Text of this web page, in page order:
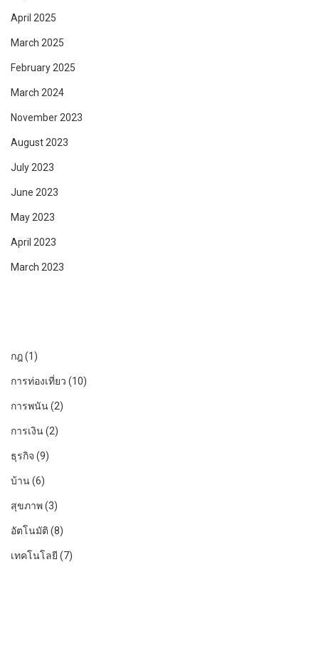
April 2025
March 2025
February 2025
March 2024
November 2023
August 2023
July 2023
June 2023
May 2023
April 2023
March 2023
กฎ(1)
การท่องเที่ยว (10)
การพนัน(2)
การเงิน(2)
ธุรกิจ (9)
บ้าน(6)
สุขภาพ(3)
อัตโนมัติ (8)
เทคโนโลยี (7)